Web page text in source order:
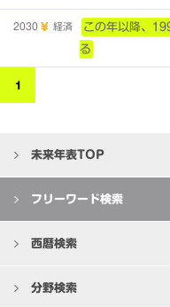
2030 経済
この年以降、
る
1
未来年表TOP
フリーワード検索
西暦検索
分野検索